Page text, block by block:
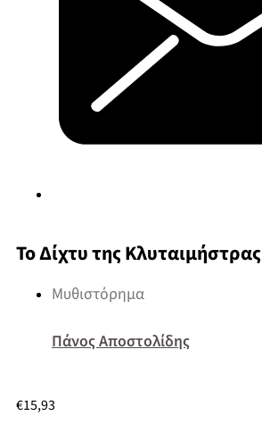
Το Δίχτυ της Κλυταιμήστρας
Μυθιστόρημα
Πάνος Αποστολίδης
€15,93